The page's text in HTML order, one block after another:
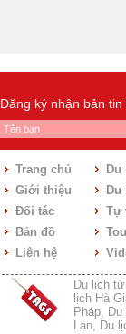
Đăng ký nhận bản
Trang chủ
Giới thiệu
Đối tác
Bản đồ
Liên hệ
Tự
Du lịch
lịch Hà
Pháp,
Lan, Du